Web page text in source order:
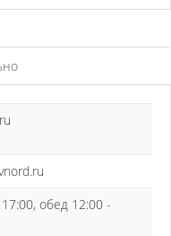
обед 12:00 -